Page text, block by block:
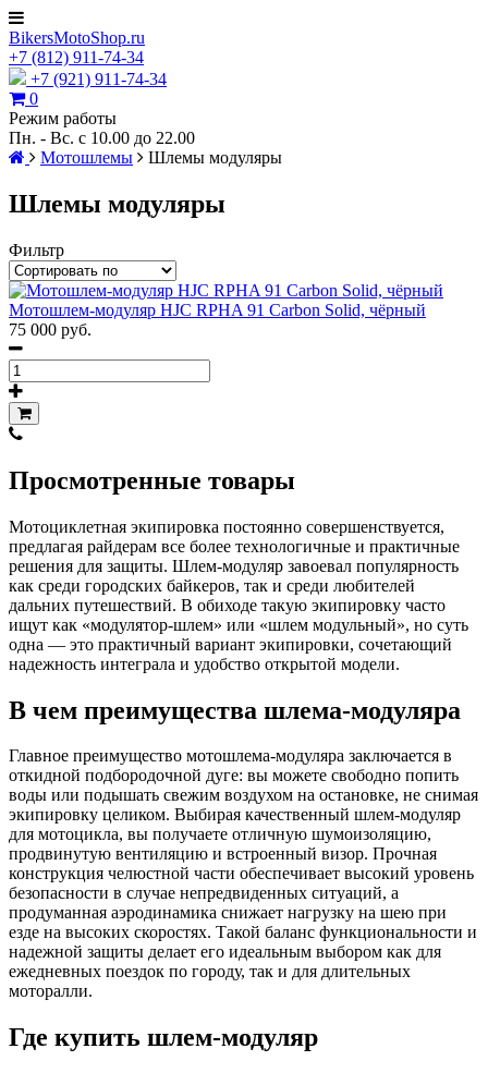
BikersMotoShop.ru
+7 (812) 911-74-34
+7 (921) 911-74-34
0
Режим работы
Пн. - Вс. с 10.00 до 22.00
Мотошлемы
Шлемы модуляры
Шлемы модуляры
Фильтр
Мотошлем-модуляр HJC RPHA 91 Carbon Solid, чёрный
75 000 руб.
Просмотренные товары
Мотоциклетная экипировка постоянно совершенствуется,
предлагая райдерам все более технологичные и практичные
решения для защиты. Шлем-модуляр завоевал популярность
как среди городских байкеров, так и среди любителей
дальних путешествий. В обиходе такую экипировку часто
ищут как «модулятор-шлем» или «шлем модульный», но суть
одна — это практичный вариант экипировки, сочетающий
надежность интеграла и удобство открытой модели.
В чем преимущества шлема-модуляра
Главное преимущество мотошлема-модуляра заключается в
откидной подбородочной дуге: вы можете свободно попить
воды или подышать свежим воздухом на остановке, не снимая
экипировку целиком. Выбирая качественный шлем-модуляр
для мотоцикла, вы получаете отличную шумоизоляцию,
продвинутую вентиляцию и встроенный визор. Прочная
конструкция челюстной части обеспечивает высокий уровень
безопасности в случае непредвиденных ситуаций, а
продуманная аэродинамика снижает нагрузку на шею при
езде на высоких скоростях. Такой баланс функциональности и
надежной защиты делает его идеальным выбором как для
ежедневных поездок по городу, так и для длительных
моторалли.
Где купить шлем-модуляр